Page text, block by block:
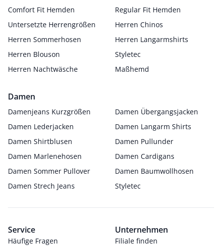
Comfort Fit Hemden
Regular Fit Hemden
Untersetzte Herrengrößen
Herren Chinos
Herren Sommerhosen
Herren Langarmshirts
Herren Blouson
Styletec
Herren Nachtwäsche
Maßhemd
Damen
Damenjeans Kurzgrößen
Damen Übergangsjacken
Damen Lederjacken
Damen Langarm Shirts
Damen Shirtblusen
Damen Pullunder
Damen Marlenehosen
Damen Cardigans
Damen Sommer Pullover
Damen Baumwollhosen
Damen Strech Jeans
Styletec
Service
Häufige Fragen
Unternehmen
Filiale finden